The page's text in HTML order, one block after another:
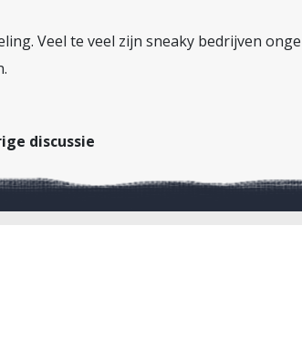
Veel te veel zijn sneaky bedrijven
discussie